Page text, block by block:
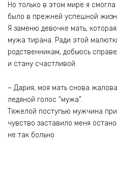
Но только в этом мире я
было в прежней успешной
Я заменю девочке мать,
мужа тирана. Ради этой
родственникам, добьюсь
и стану счастливой.
– Дария, моя мать снова
ледяной голос “мужа”.
Тяжелой поступью мужчина
чувство заставило меня
не так больно